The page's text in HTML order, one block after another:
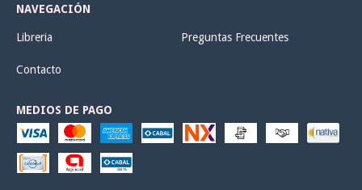
NAVEGACIÓN
Libreria Preguntas Frecuentes
Contacto
MEDIOS DE PAGO